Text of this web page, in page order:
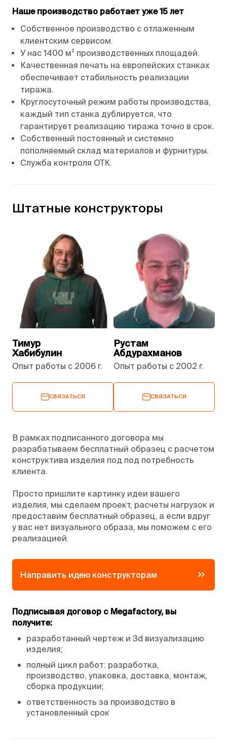
Наше производство работает уже 15 лет
Собственное производство с отлаженным
клиентским сервисом.
У нас 1400 м² производственных площадей.
Качественная печать на европейских станках
обеспечивает стабильность реализации
тиража.
Круглосуточный режим работы производства,
каждый тип станка дублируется, что
гарантирует реализацию тиража точно в срок.
Собственный постоянный и системно
пополняемый склад материалов и фурнитуры.
Служба контроля ОТК.
Штатные конструкторы
Тимур
Хабибулин
Опыт работы с 2006 г.
СВЯЗАТЬСЯ
Рустам
Абдурахманов
Опыт работы с 2002 г.
СВЯЗАТЬСЯ
В рамках подписанного договора мы
разрабатываем бесплатный образец с расчетом
конструктива изделия под под потребность
клиента.
Просто пришлите картинку идеи вашего
изделия, мы сделаем проект, расчеты нагрузок и
предоставим бесплатный образец, а если вдруг
у вас нет визуального образа, мы поможем с его
реализацией.
Направить идею конструкторам
Подписывая договор с Megafactory, вы
получите:
•
разработанный чертеж и 3d визуализацию
изделия;
•
полный цикл работ: разработка,
производство, упаковка, доставка, монтаж,
сборка продукции;
•
ответственность за производство в
установленный срок